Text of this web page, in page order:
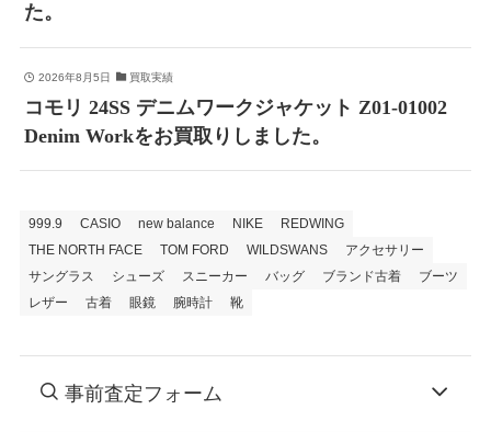
た。
2026年8月5日 買取実績
コモリ 24SS デニムワークジャケット Z01-01002
Denim Workをお買取りしました。
999.9 CASIO new balance NIKE
REDWING
THE NORTH FACE
TOM FORD WILDSWANS
アクセサリー
サングラス
シューズ スニーカー バッグ ブランド古着
ブーツ
レザー
古着 眼鏡 腕時計 靴
事前査定フォーム